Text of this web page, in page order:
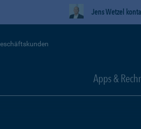
Jens Wetzel
Apps &